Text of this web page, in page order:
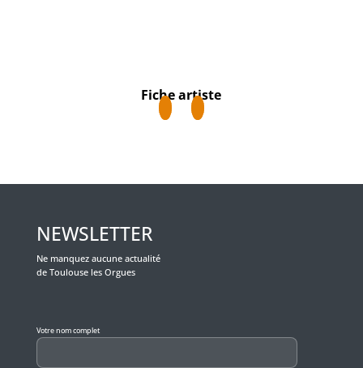
Fiche artiste
NEWSLETTER
Ne manquez aucune actualité
de Toulouse les Orgues
Votre nom complet